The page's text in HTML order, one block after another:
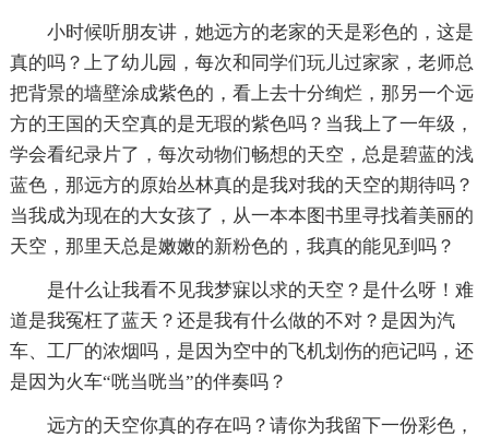
小时候听朋友讲，她远方的老家的天是彩色的，这是
真的吗？上了幼儿园，每次和同学们玩儿过家家，老师总
把背景的墙壁涂成紫色的，看上去十分绚烂，那另一个远
方的王国的天空真的是无瑕的紫色吗？当我上了一年级，
学会看纪录片了，每次动物们畅想的天空，总是碧蓝的浅
蓝色，那远方的原始丛林真的是我对我的天空的期待吗？
当我成为现在的大女孩了，从一本本图书里寻找着美丽的
天空，那里天总是嫩嫩的新粉色的，我真的能见到吗？
是什么让我看不见我梦寐以求的天空？是什么呀！难
道是我冤枉了蓝天？还是我有什么做的不对？是因为汽
车、工厂的浓烟吗，是因为空中的飞机划伤的疤记吗，还
是因为火车“咣当咣当”的伴奏吗？
远方的天空你真的存在吗？请你为我留下一份彩色，